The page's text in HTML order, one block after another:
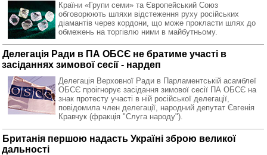
Країни «Групи семи» та Європейський Союз
обговорюють шляхи відстеження руху російських
діамантів через кордони, що може прокласти шлях до
обмежень на торгівлю ними в майбутньому.
Делегація Ради в ПА ОБСЄ не братиме участі в
засіданнях зимової сесії - нардеп
Делегація Верховної Ради в Парламентській асамблеї
ОБСЄ проігнорує засідання зимової сесії ПА ОБСЄ на
знак протесту участі в ній російської делегації,
повідомила член делегації, народний депутат Євгенія
Кравчук (фракція "Слуга народу").
Британія першою надасть Україні зброю великої
дальності